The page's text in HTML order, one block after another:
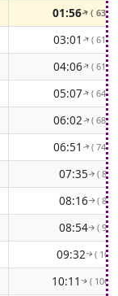
01:56↑( 63°
03:01 ↑( 61°
04:06↑( 61°
05:07↑( 64°
06:02↑( 68°
06:51 ↑( 74°
07:35↑( 80°
08:16↑( 87°
08:54↑( 94°
09:32↑(
10:11 ↑( 106°